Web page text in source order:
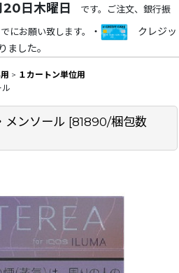
20日木曜日
です。ご注文、銀行振
にお願い致します。 ・
クレジッ
ました。
> １カートン単位用
メンソール [81890/梱包数